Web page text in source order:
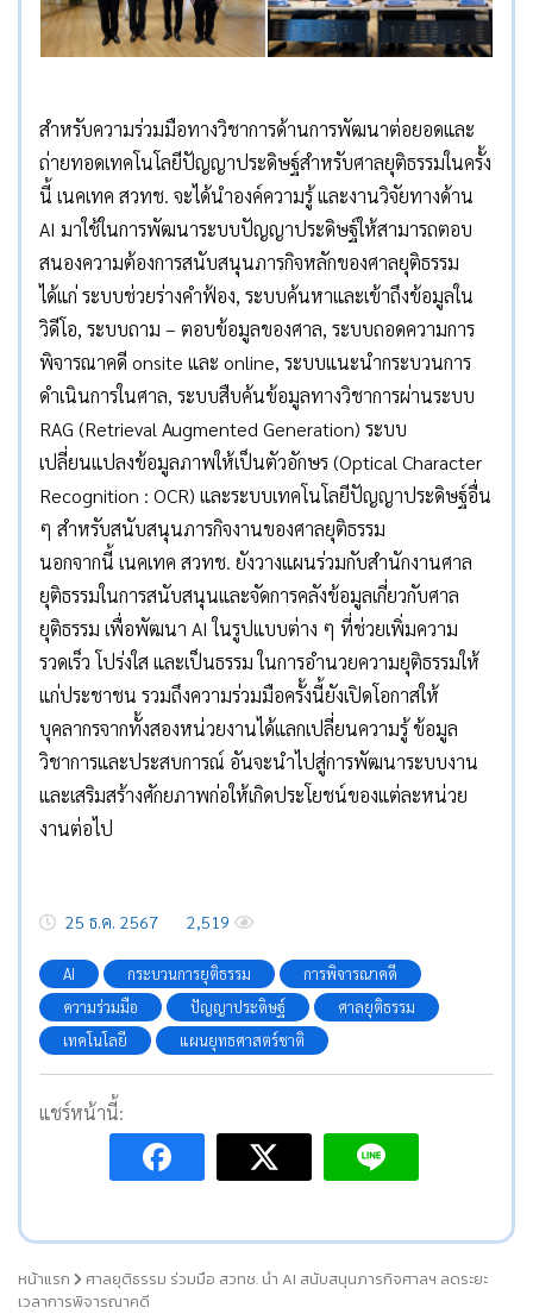
สำหรับความร่วมมือทางวิชาการด้านการพัฒนาต่อยอดและ
ถ่ายทอดเทคโนโลยีปัญญาประดิษฐ์สำหรับศาลยุติธรรมในครั้ง
นี้ เนคเทค สวทช. จะได้นำองค์ความรู้ และงานวิจัยทางด้าน
AI มาใช้ในการพัฒนาระบบปัญญาประดิษฐ์ให้สามารถตอบ
สนองความต้องการสนับสนุนภารกิจหลักของศาลยุติธรรม
ได้แก่ ระบบช่วยร่างคำฟ้อง, ระบบค้นหาและเข้าถึงข้อมูลใน
วิดีโอ, ระบบถาม – ตอบข้อมูลของศาล, ระบบถอดความการ
พิจารณาคดี onsite และ online, ระบบแนะนำกระบวนการ
ดำเนินการในศาล, ระบบสืบค้นข้อมูลทางวิชาการผ่านระบบ
RAG (Retrieval Augmented Generation) ระบบ
เปลี่ยนแปลงข้อมูลภาพให้เป็นตัวอักษร (Optical Character
Recognition : OCR) และระบบเทคโนโลยีปัญญาประดิษฐ์อื่น
ๆ สำหรับสนับสนุนภารกิจงานของศาลยุติธรรม
นอกจากนี้ เนคเทค สวทช. ยังวางแผนร่วมกับสำนักงานศาล
ยุติธรรมในการสนับสนุนและจัดการคลังข้อมูลเกี่ยวกับศาล
ยุติธรรม เพื่อพัฒนา AI ในรูปแบบต่าง ๆ ที่ช่วยเพิ่มความ
รวดเร็ว โปร่งใส และเป็นธรรม ในการอำนวยความยุติธรรมให้
แก่ประชาชน รวมถึงความร่วมมือครั้งนี้ยังเปิดโอกาสให้
บุคลากรจากทั้งสองหน่วยงานได้แลกเปลี่ยนความรู้ ข้อมูล
วิชาการและประสบการณ์ อันจะนำไปสู่การพัฒนาระบบงาน
และเสริมสร้างศักยภาพก่อให้เกิดประโยชน์ของแต่ละหน่วย
งานต่อไป
25 ธ.ค. 2567 2,519
AI กระบวนการยุติธรรม
การพิจารณาคดี
ความร่วมมือ
ปัญญาประดิษฐ์
ศาลยุติธรรม
เทคโนโลยี
แผนยุทธศาสตร์ชาติ
แชร์หน้านี้:
หน้าแรก
ศาลยุติธรรม ร่วมมือ สวทช. นำ AI สนับสนุนภารกิจศาลฯ ลดระยะ
เวลาการพิจารณาคดี